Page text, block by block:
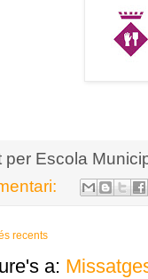
per Escola
recents
a: